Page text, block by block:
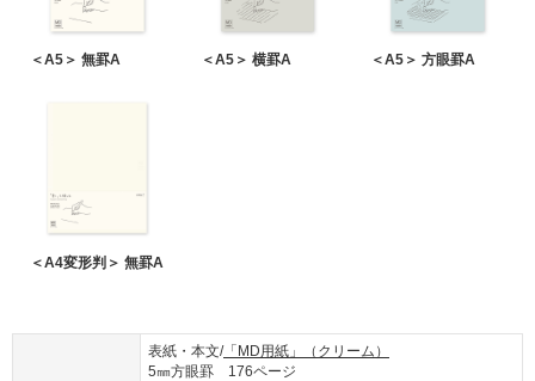
＜A5＞ 無罫A ＜A5＞ 横罫A ＜A5＞ 方眼罫A
＜A4変形判＞ 無罫A
表紙・本文/「MD用紙」（クリーム）
5㎜方眼罫 176ページ